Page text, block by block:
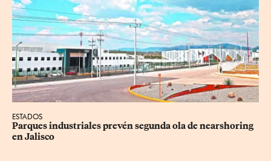
ESTADOS
Parques industriales prevén segunda ola de nearshoring
en Jalisco